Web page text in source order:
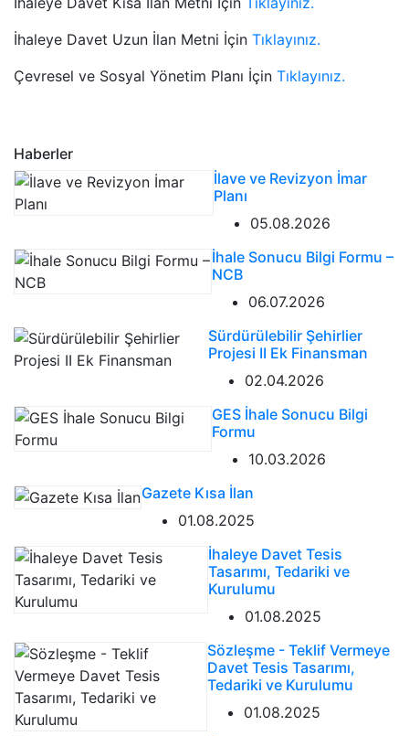
İhaleye Davet Uzun İlan Metni İçin Tıklayınız.
Çevresel ve Sosyal Yönetim Planı İçin Tıklayınız.
Haberler
İlave ve Revizyon İmar
Planı
05.08.2026
İhale Sonucu Bilgi Formu –
NCB
06.07.2026
Sürdürülebilir Şehirlier
Projesi II Ek Finansman
02.04.2026
GES İhale Sonucu Bilgi
Formu
10.03.2026
Gazete Kısa İlan
01.08.2025
İhaleye Davet Tesis
Tasarımı, Tedariki ve
Kurulumu
01.08.2025
Sözleşme - Teklif Vermeye
Davet Tesis Tasarımı,
Tedariki ve Kurulumu
01.08.2025